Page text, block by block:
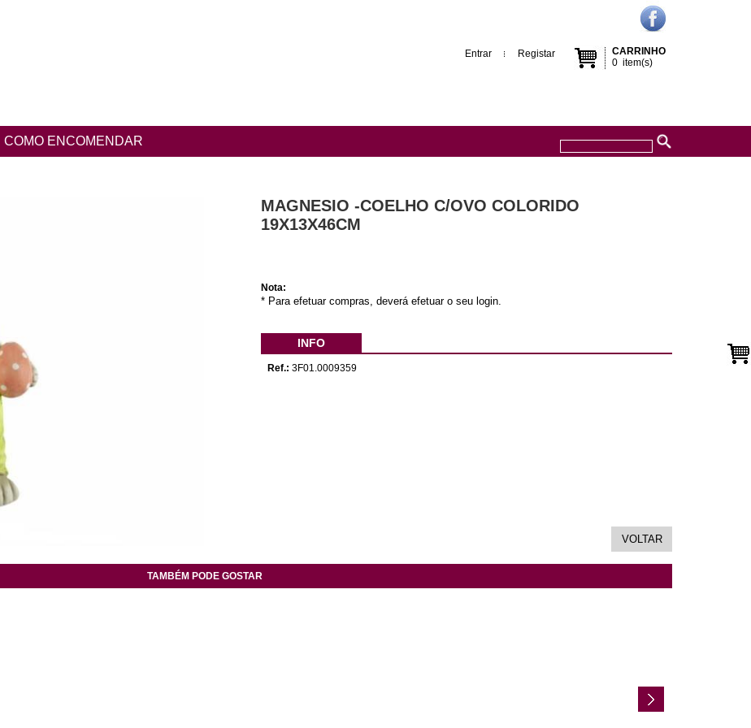
CARRINHO
0 item(s)
Entrar Registar
COMO ENCOMENDAR
MAGNESIO -COELHO C/OVO COLORIDO
19X13X46CM
Nota:
* Para efetuar compras, deverá efetuar o seu login.
INFO
Ref.: 3F01.0009359
TAMBÉM PODE GOSTAR